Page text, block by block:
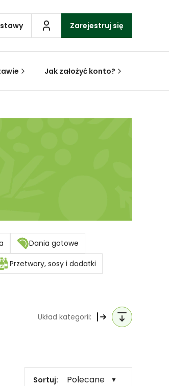
Zarejestruj się
Jak założyć konto?
Dania gotowe
Przetwory, sosy i dodatki
Układ kategorii:
Sortuj: Polecane ▼